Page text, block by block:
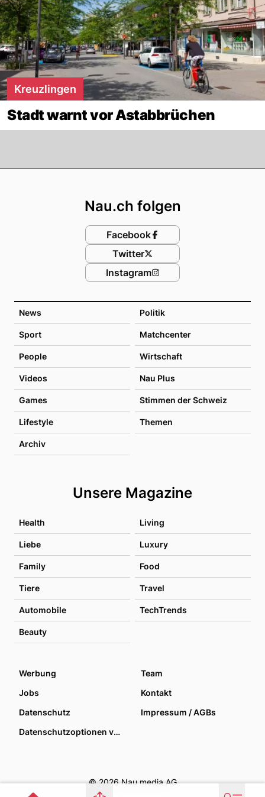
Kreuzlingen
Stadt warnt vor Astabbrüchen
News Politik
Sport Matchcenter
People Wirtschaft
Videos Nau Plus
Games Stimmen der Schweiz
Lifestyle Themen
Archiv
Unsere Magazine
Health Living
Liebe Luxury
Family Food
Tiere Travel
Automobile TechTrends
Beauty
Nau.ch folgen
Facebook
Twitter
Instagram
Werbung
Team
Jobs
Kontakt
Datenschutz
Impressum / AGBs
Datenschutzoptionen verwalten
© 2026 Nau media AG